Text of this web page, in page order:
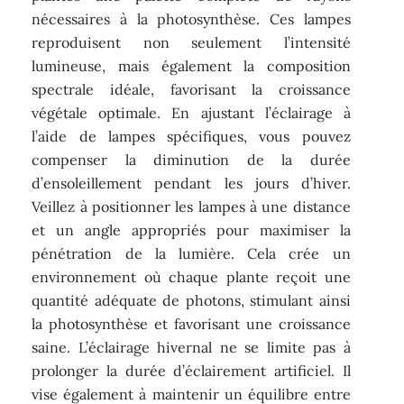
nécessaires à la photosynthèse. Ces lampes
reproduisent non seulement l’intensité
lumineuse, mais également la composition
spectrale idéale, favorisant la croissance
végétale optimale. En ajustant l’éclairage à
l’aide de lampes spécifiques, vous pouvez
compenser la diminution de la durée
d’ensoleillement pendant les jours d’hiver.
Veillez à positionner les lampes à une distance
et un angle appropriés pour maximiser la
pénétration de la lumière. Cela crée un
environnement où chaque plante reçoit une
quantité adéquate de photons, stimulant ainsi
la photosynthèse et favorisant une croissance
saine. L’éclairage hivernal ne se limite pas à
prolonger la durée d’éclairement artificiel. Il
vise également à maintenir un équilibre entre